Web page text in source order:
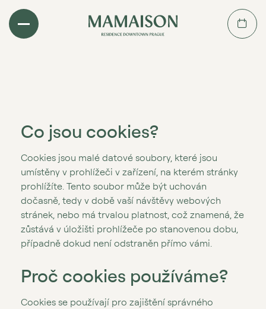
Co jsou cookies?
Cookies jsou malé datové soubory, které jsou
umístěny v prohlížeči v zařízení, na kterém stránky
prohlížíte. Tento soubor může být uchován
dočasně, tedy v době vaší návštěvy webových
stránek, nebo má trvalou platnost, což znamená, že
zůstává v úložišti prohlížeče po stanovenou dobu,
případně dokud není odstraněn přímo vámi.
Proč cookies používáme?
Cookies se používají pro zajištění správného